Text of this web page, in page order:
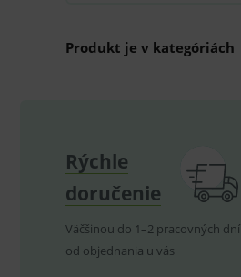
Produkt je v kategóriách
Rýchle
doručenie
Väčšinou do 1–2 pracovných dní
od objednania u vás